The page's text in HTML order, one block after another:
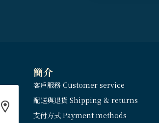
簡介
客戶服務 Customer service
配送與退貨 Shipping & returns
支付方式 Payment methods